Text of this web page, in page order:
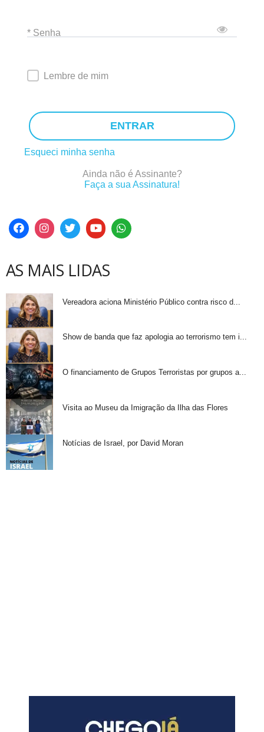
* Senha
Lembre de mim
ENTRAR
Esqueci minha senha
Ainda não é Assinante?
Faça a sua Assinatura!
AS MAIS LIDAS
Vereadora aciona Ministério Público contra risco d...
Show de banda que faz apologia ao terrorismo tem i...
O financiamento de Grupos Terroristas por grupos a...
Visita ao Museu da Imigração da Ilha das Flores
Notícias de Israel, por David Moran